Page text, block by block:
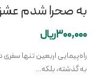
به صحرا شدم
300,000ریال
راه‌پیمایی اربعین تنها
به گذشته، بلکه…